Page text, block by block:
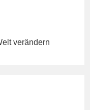
verändern